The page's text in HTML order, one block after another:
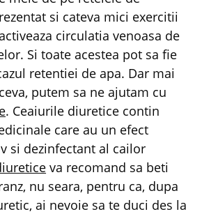
si cateva mici exercitii
circulatia venoasa de
Si toate acestea pot sa fie
retentiei de apa. Dar mai
putem sa ne ajutam cu
. Ceaiurile diuretice contin
care au un efect
si dezinfectant al cailor
va recomand sa beti
nu seara, pentru ca, dupa
ai nevoie sa te duci des la